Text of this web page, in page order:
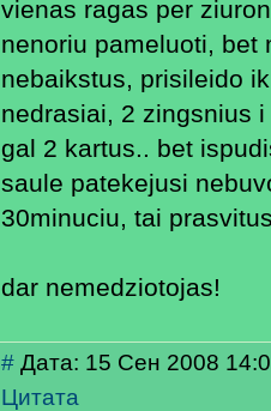
vienas ragas per
nenoriu pameluoti, bet
nebaikstus, prisileido
nedrasiai, 2 zingsnius
gal 2 kartus.. bet
saule patekejusi
30minuciu, tai
dar nemedziotojas!
# Дата: 15 Сен 2008
Цитата